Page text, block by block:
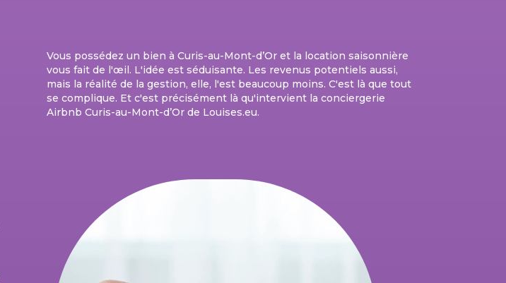
Vous possédez un bien à Curis-au-Mont-d’Or et la location saisonnière
vous fait de l'œil. L'idée est séduisante. Les revenus potentiels aussi,
mais la réalité de la gestion, elle, l'est beaucoup moins. C'est là que tout
se complique. Et c'est précisément là qu'intervient la conciergerie
Airbnb Curis-au-Mont-d’Or de Louises.eu.